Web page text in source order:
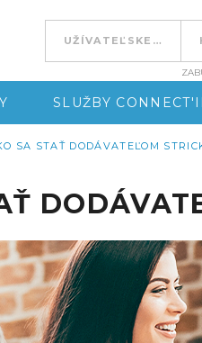
SLUŽBY
SA STAŤ DODÁVATEĽOM